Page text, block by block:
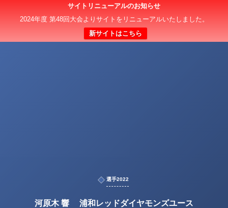
サイトリニューアルのお知らせ
2024年度 第48回大会よりサイトをリニューアルいたしました。
新サイトはこちら
選手2022
河原木 響 浦和レッドダイヤモンズユース